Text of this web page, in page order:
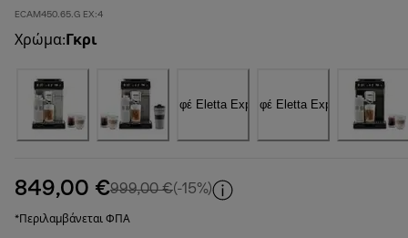
ECAM450.65.G EX:4
Χρώμα: Γκρι
849,00 €999,00 €αρχική τιμή 999,00 €
(-15%)
*Περιλαμβάνεται ΦΠΑ